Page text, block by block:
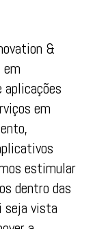
&
aplicações
em
estimular
dentro das
seja vista